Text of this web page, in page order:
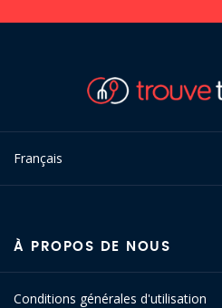
Français
À PROPOS DE NOUS
Conditions générales d'utilisation